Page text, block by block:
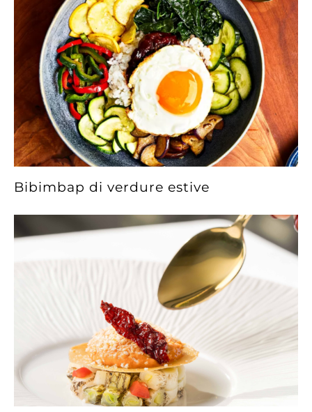
Bibimbap di verdure estive